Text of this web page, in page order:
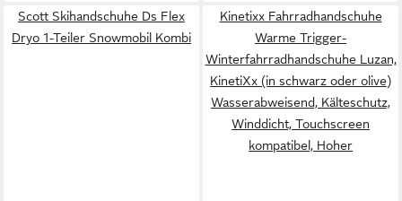
Scott Skihandschuhe Ds Flex
Dryo 1-Teiler Snowmobil Kombi
Kinetixx Fahrradhandschuhe
Warme Trigger-
Winterfahrradhandschuhe Luzan,
KinetiXx (in schwarz oder olive)
Wasserabweisend, Kälteschutz,
Winddicht, Touchscreen
kompatibel, Hoher